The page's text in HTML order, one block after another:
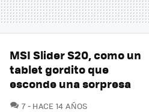
MSI Slider S20, como un
tablet gordito que
esconde una sorpresa
7COMENTARIOS
HACE 14 AÑOS